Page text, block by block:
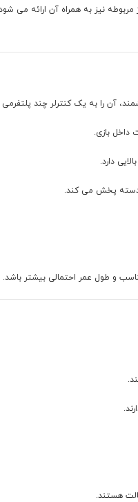
نیز به همراه آن ارائه
داخل بازی.
دارد.
دسته پخش می کند.
و طول عمر احتمالی بیشتر باشد.